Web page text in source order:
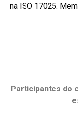
na ISO 17025.
Participantes do